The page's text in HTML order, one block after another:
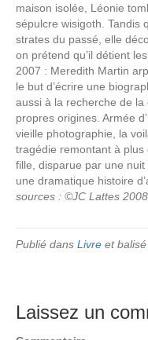
maison isolée, Léonie
sépulcre wisigoth. Tandis
strates du passé, elle
on prétend qu’il détient
2007 : Meredith Martin
le but d’écrire une
aussi à la recherche de
propres origines. Armée
vieille photographie, la
tragédie remontant à plus
fille, disparue par une
une dramatique histoire
sources : ©JC Lattes 2008
Publié dans Livre et balisé
Laissez un